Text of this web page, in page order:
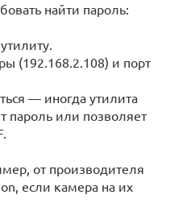
найти пароль:
(192.168.2.108) и порт
— иногда утилита
пароль или позволяет
от производителя
если камера на их